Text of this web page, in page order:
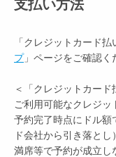
支払い方法
「クレジットカード
プ」ページをご確認く
＜「クレジットカード
ご利用可能なクレジ
予約完了時点にドル額
ド会社から引き落とし
満席等で予約が成立し